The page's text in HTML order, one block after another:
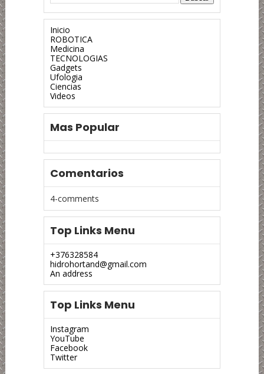
Inicio
ROBOTICA
Medicina
TECNOLOGIAS
Gadgets
Ufologia
Ciencias
Videos
Mas Popular
Comentarios
4-comments
Top Links Menu
+376328584
hidrohortand@gmail.com
An address
Top Links Menu
Instagram
YouTube
Facebook
Twitter